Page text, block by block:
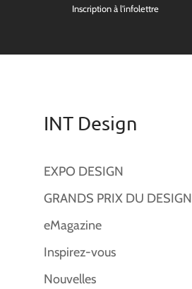
Inscription à l'infolettre
INT Design
EXPO DESIGN
GRANDS PRIX DU DESIGN
eMagazine
Inspirez-vous
Nouvelles